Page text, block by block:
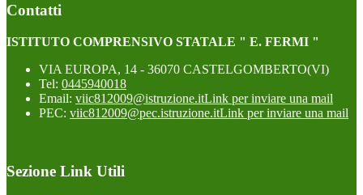
Contatti
ISTITUTO COMPRENSIVO STATALE " E. FERMI "
VIA EUROPA, 14 - 36070 CASTELGOMBERTO(VI)
Tel: 0445940018
Email: viic812009@istruzione.itLink per inviare una mail
PEC: viic812009@pec.istruzione.itLink per inviare una mail
Sezione Link Utili